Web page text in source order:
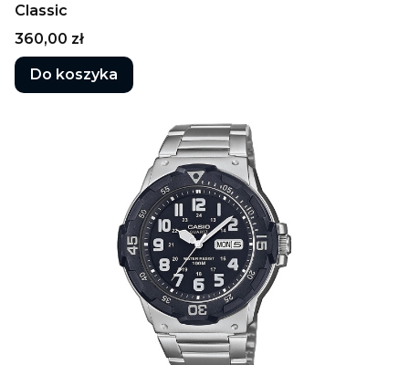
Classic
Cena
360,00 zł
Do koszyka